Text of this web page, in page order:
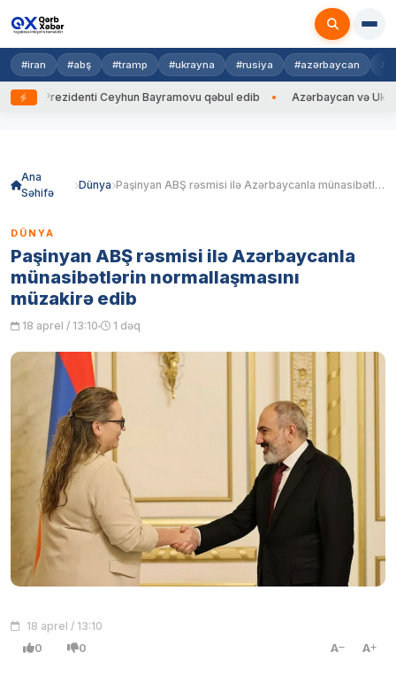
#iran #abş #tramp #ukrayna #rusiya #azərbaycan
Prezidenti Ceyhun Bayramovu qəbul edib Azərbaycan və
Ana
Səhifə
Dünya Paşinyan ABŞ rəsmisi ilə Azərbaycanla münasibətlərin normallaşmasını müzakirə edib
DÜNYA
Paşinyan ABŞ rəsmisi ilə Azərbaycanla
münasibətlərin normallaşmasını
müzakirə edib
18 aprel / 13:10 1 dəq
18 aprel / 13:10
0 0 A A